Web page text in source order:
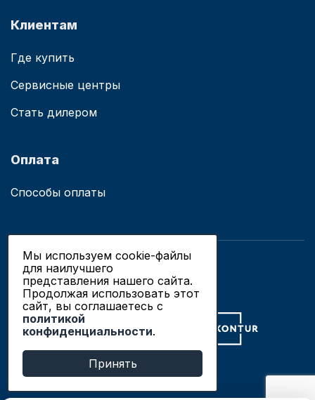
Клиентам
Где купить
Сервисные центры
Стать дилером
Оплата
Способы оплаты
© 2019 - 2026 ООО «Сианово»
Политика конфиденциальности
Разработка сайтов в Новосибирске
Продвижение сайтов
Мы используем cookie-файлы
для наилучшего
представления нашего сайта.
Продолжая использовать этот
сайт, вы соглашаетесь c
политикой
конфиденциальности.
Принять